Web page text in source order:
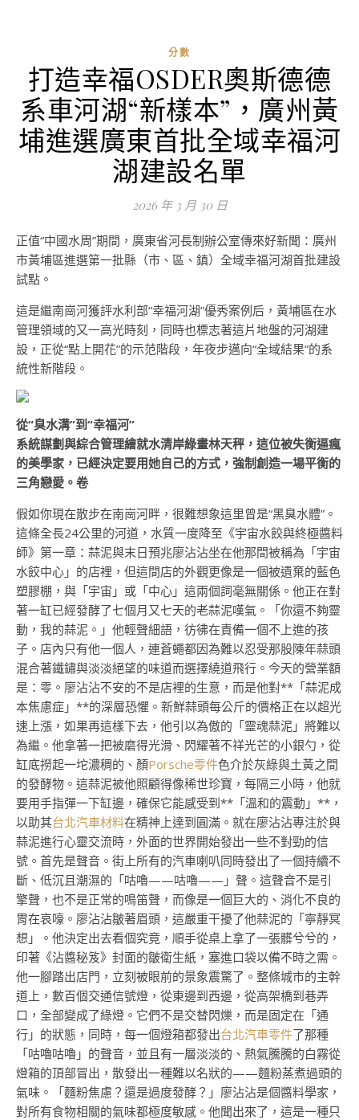
分數
打造幸福OSDER奧斯德德
系車河湖“新樣本”，廣州黃
埔進選廣東首批全域幸福河
湖建設名單
2026 年 3 月 30 日
正值“中國水周”期間，廣東省河長制辦公室傳來好新聞：廣州
市黃埔區進選第一批縣（市、區、鎮）全域幸福河湖首批建設
試點。
這是繼南崗河獲評水利部“幸福河湖”優秀案例后，黃埔區在水
管理領域的又一高光時刻，同時也標志著這片地盤的河湖建
設，正從“點上開花”的示范階段，年夜步邁向“全域結果”的系
統性新階段。
從“臭水溝”到“幸福河”
系統謀劃與綜合管理繪就水清岸綠畫林天秤，這位被失衡逼瘋
的美學家，已經決定要用她自己的方式，強制創造一場平衡的
三角戀愛。卷
假如你現在散步在南崗河畔，很難想象這里曾是“黑臭水體”。
這條全長24公里的河道，水質一度降至《宇宙水餃與終極醬料
師》第一章：蒜泥與末日預兆廖沾沾坐在他那間被稱為「宇宙
水餃中心」的店裡，但這間店的外觀更像是一個被遺棄的藍色
塑膠棚，與「宇宙」或「中心」這兩個詞毫無關係。他正在對
著一缸已經發酵了七個月又七天的老蒜泥嘆氣。「你還不夠靈
動，我的蒜泥。」他輕聲細語，彷彿在責備一個不上進的孩
子。店內只有他一個人，連蒼蠅都因為難以忍受那股陳年蒜頭
混合著鐵鏽與淡淡絕望的味道而選擇繞道飛行。今天的營業額
是：零。廖沾沾不安的不是店裡的生意，而是他對**「蒜泥成
本焦慮症」**的深層恐懼。新鮮蒜頭每公斤的價格正在以超光
速上漲，如果再這樣下去，他引以為傲的「靈魂蒜泥」將難以
為繼。他拿著一把被磨得光滑、閃耀著不祥光芒的小銀勺，從
缸底撈起一坨濃稠的、顏Porsche零件色介於灰綠與土黃之間
的發酵物。這蒜泥被他照顧得像稀世珍寶，每隔三小時，他就
要用手指彈一下缸邊，確保它能感受到**「溫和的震動」**，
以助其台北汽車材料在精神上達到圓滿。就在廖沾沾專注於與
蒜泥進行心靈交流時，外面的世界開始發出一些不對勁的信
號。首先是聲音。街上所有的汽車喇叭同時發出了一個持續不
斷、低沉且潮濕的「咕嚕——咕嚕——」聲。這聲音不是引
擎聲，也不是正常的鳴笛聲，而像是一個巨大的、消化不良的
胃在哀嚎。廖沾沾皺著眉頭，這嚴重干擾了他蒜泥的「寧靜冥
想」。他決定出去看個究竟，順手從桌上拿了一張髒兮兮的，
印著《沾醬秘笈》封面的皺衛生紙，塞進口袋以備不時之需。
他一腳踏出店門，立刻被眼前的景象震驚了。整條城市的主幹
道上，數百個交通信號燈，從東邊到西邊，從高架橋到巷弄
口，全部變成了綠燈。它們不是交替閃爍，而是固定在「通
行」的狀態，同時，每一個燈箱都發出台北汽車零件了那種
「咕嚕咕嚕」的聲音，並且有一層淡淡的、熱氣騰騰的白霧從
燈箱的頂部冒出，散發出一種難以名狀的——麵粉蒸煮過頭的
氣味。「麵粉焦慮？還是過度發酵？」廖沾沾是個醬料學家，
對所有食物相關的氣味都極度敏感。他聞出來了，這是一種只